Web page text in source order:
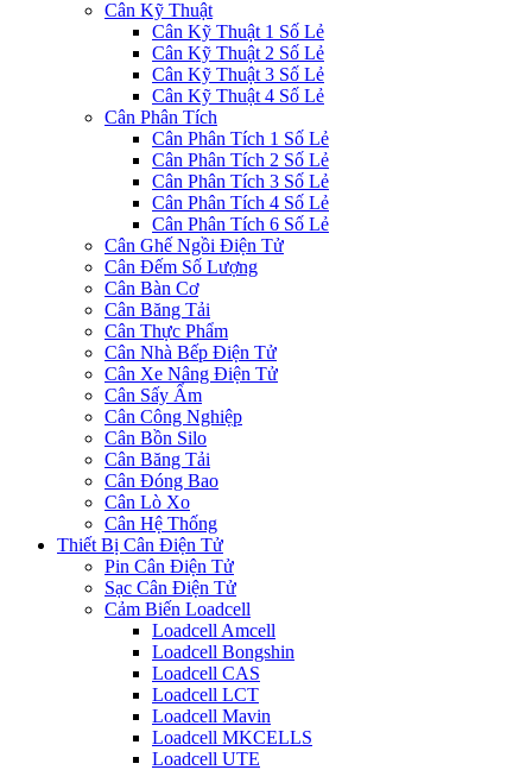
Cân Kỹ Thuật
Cân Kỹ Thuật 1 Số Lẻ
Cân Kỹ Thuật 2 Số Lẻ
Cân Kỹ Thuật 3 Số Lẻ
Cân Kỹ Thuật 4 Số Lẻ
Cân Phân Tích
Cân Phân Tích 1 Số Lẻ
Cân Phân Tích 2 Số Lẻ
Cân Phân Tích 3 Số Lẻ
Cân Phân Tích 4 Số Lẻ
Cân Phân Tích 6 Số Lẻ
Cân Ghế Ngồi Điện Tử
Cân Đếm Số Lượng
Cân Bàn Cơ
Cân Băng Tải
Cân Thực Phẩm
Cân Nhà Bếp Điện Tử
Cân Xe Nâng Điện Tử
Cân Sấy Ẩm
Cân Công Nghiệp
Cân Bồn Silo
Cân Băng Tải
Cân Đóng Bao
Cân Lò Xo
Cân Hệ Thống
Thiết Bị Cân Điện Tử
Pin Cân Điện Tử
Sạc Cân Điện Tử
Cảm Biến Loadcell
Loadcell Amcell
Loadcell Bongshin
Loadcell CAS
Loadcell LCT
Loadcell Mavin
Loadcell MKCELLS
Loadcell UTE